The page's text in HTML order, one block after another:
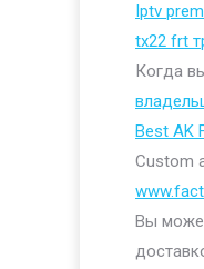
Iptv
tx22 frt
Когда
Best AK
Custom
Вы